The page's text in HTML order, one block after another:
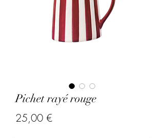
Pichet rayé rouge
25,00 €Prix